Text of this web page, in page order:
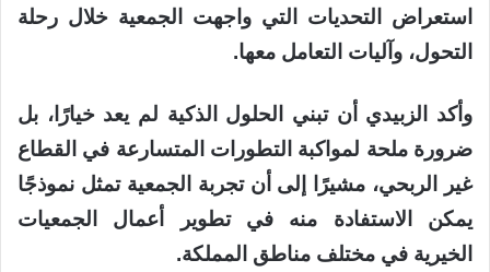
استعراض التحديات التي واجهت الجمعية خلال رحلة
التحول، وآليات التعامل معها.
وأكد الزبيدي أن تبني الحلول الذكية لم يعد خيارًا، بل
ضرورة ملحة لمواكبة التطورات المتسارعة في القطاع
غير الربحي، مشيرًا إلى أن تجربة الجمعية تمثل نموذجًا
يمكن الاستفادة منه في تطوير أعمال الجمعيات
الخيرية في مختلف مناطق المملكة.